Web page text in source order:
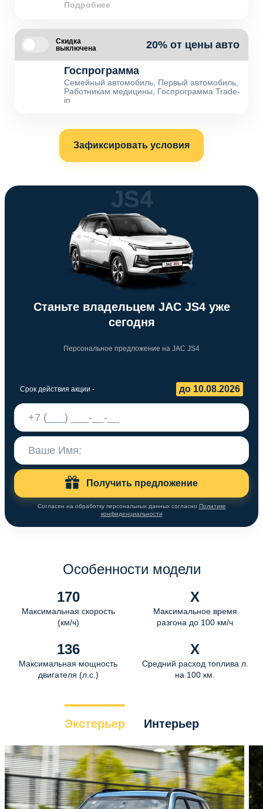
Подробнее
Скидка
выключена
20% от цены авто
Госпрограмма
Семейный автомобиль, Первый автомобиль,
Работникам медицины, Госпрограмма Trade-
in
Зафиксировать условия
Станьте владельцем JAC JS4 уже
сегодня
Персональное предложение на JAC JS4
Срок действия акции - до 10.08.2026
Получить предложение
Согласен на обработку персональных данных согласно Политике
конфиденциальности
JS4
Особенности модели
170
Максимальная скорость
(км/ч)
X
Максимальное время
разгона до 100 км/ч
136
Максимальная мощность
двигателя (л.с.)
X
Средний расход топлива л.
на 100 км.
Экстерьер Интерьер